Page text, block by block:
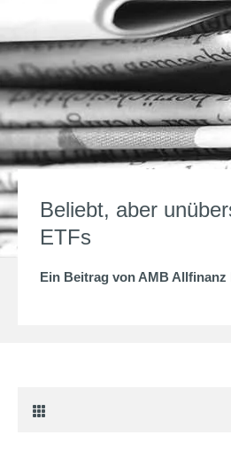
Beliebt, aber
ETFs
Ein Beitrag von AMB Allfinanz